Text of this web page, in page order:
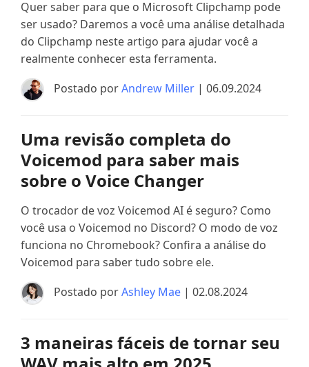
Quer saber para que o Microsoft Clipchamp pode
ser usado? Daremos a você uma análise detalhada
do Clipchamp neste artigo para ajudar você a
realmente conhecer esta ferramenta.
Postado porAndrew Miller | 06.09.2024
Uma revisão completa do
Voicemod para saber mais
sobre o Voice Changer
O trocador de voz Voicemod AI é seguro? Como
você usa o Voicemod no Discord? O modo de voz
funciona no Chromebook? Confira a análise do
Voicemod para saber tudo sobre ele.
Postado porAshley Mae | 02.08.2024
3 maneiras fáceis de tornar seu